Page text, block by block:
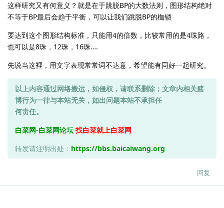
这样研究又有何意义？就是在于跳脱BP的大数法则，图形结构绝对
不等于BP最后会趋于平衡，可以让我们跳脱BP的枷锁
要达到这个图形结构标准，只能用4的倍数，比较常用的是4珠路，
也可以是8珠，12珠，16珠….
先说当这裡，用文字表现常常词不达意，希望能有同好一起研究。
以上内容通过网络搬运，如侵权，请联系删除；文章内相关赌
博行为一律与本站无关，如出问题本站不承担任
何责任。
白菜网-白菜网论坛 找白菜就上白菜网
转发请注明出处： https://bbs.baicaiwang.org
回复